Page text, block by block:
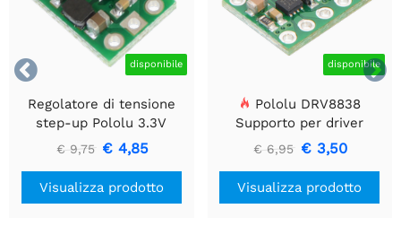

 disponibile
Regolatore di tensione
step-up Pololu 3.3V
U1V10F3
€ 9,75 € 4,85
Visualizza prodotto
disponibile
Pololu DRV8838
Supporto per driver
motore CC a spazzola
€ 6,95 € 3,50
Visualizza prodotto